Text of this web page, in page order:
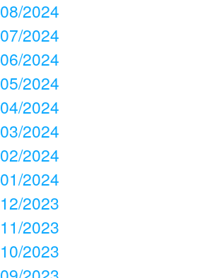
08/2024
07/2024
06/2024
05/2024
04/2024
03/2024
02/2024
01/2024
12/2023
11/2023
10/2023